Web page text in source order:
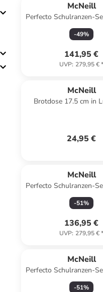
McNeill
Perfecto Schulranzen-
Cars
-49%
141,95 €
UVP: 279,95 €*
McNeill
Brotdose 17.5 cm in
24,95 €
McNeill
Perfecto Schulranzen-
Mandalorian
-51%
136,95 €
UVP: 279,95 €*
McNeill
Perfecto Schulranzen-
Disney - Frozen
-51%